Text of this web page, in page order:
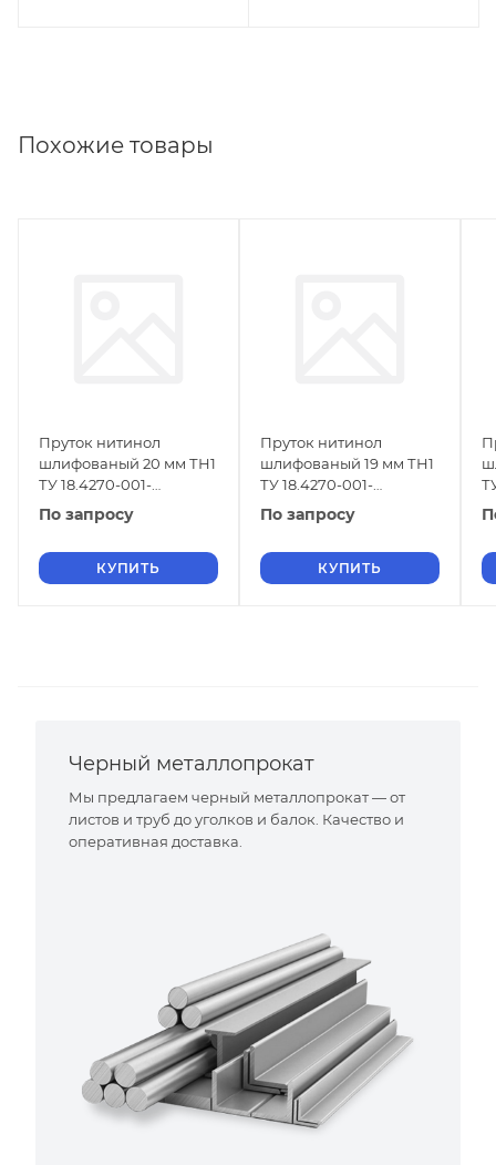
Похожие товары
Пруток нитинол
шлифованый 20 мм ТН1
ТУ 18.4270-001-
16980791-2013
По запросу
КУПИТЬ
Пруток нитинол
шлифованый 19 мм ТН1
ТУ 18.4270-001-
16980791-2013
По запросу
КУПИТЬ
Черный металлопрокат
Мы предлагаем черный металлопрокат — от
листов и труб до уголков и балок. Качество и
оперативная доставка.